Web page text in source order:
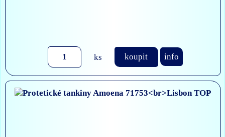
ks koupit info